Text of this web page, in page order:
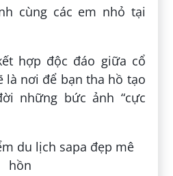
cùng các em nhỏ tại
hợp độc đáo giữa cổ
là nơi để bạn tha hồ tạo
những bức ảnh “cực